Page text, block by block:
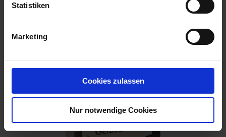
Statistiken
Marketing
Cookies zulassen
Nur notwendige Cookies